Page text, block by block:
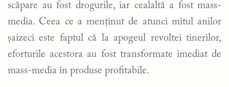
scăpare au fost drogurile, iar cealaltă a fost mass-
media. Ceea ce a menținut de atunci mitul anilor
șaizeci este faptul că la apogeul revoltei tinerilor,
eforturile acestora au fost transformate imediat de
mass-media în produse profitabile.